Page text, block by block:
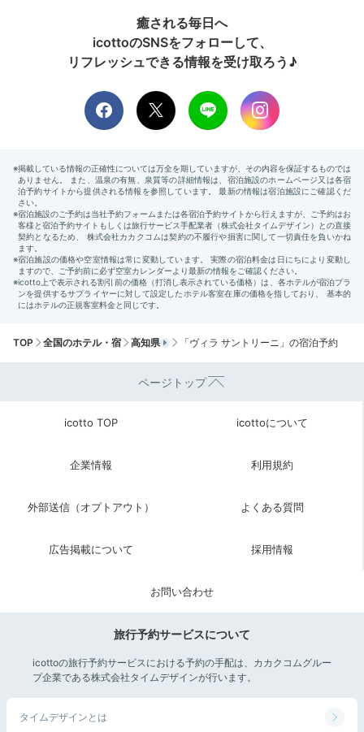
癒される毎日へ
icottoのSNSをフォローして、
リフレッシュできる情報を受け取ろう♪
TOP 全国のホテル・宿 高知県 「ヴィラ サントリーニ」の宿泊予約
ページトップ
icotto TOP icottoについて
企業情報 利用規約
外部送信（オプトアウト） よくある質問
広告掲載について 採用情報
お問い合わせ
旅行予約サービスについて
icottoの旅行予約サービスにおける予約の手配は、カカクコムグルー
プ企業である株式会社タイムデザインが行います。
タイムデザインとは